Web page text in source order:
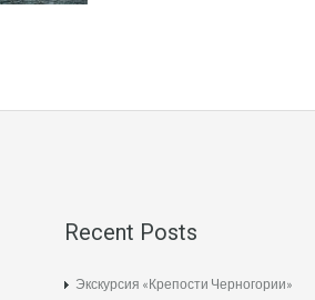
Recent Posts
Экскурсия «Крепости Черногории»